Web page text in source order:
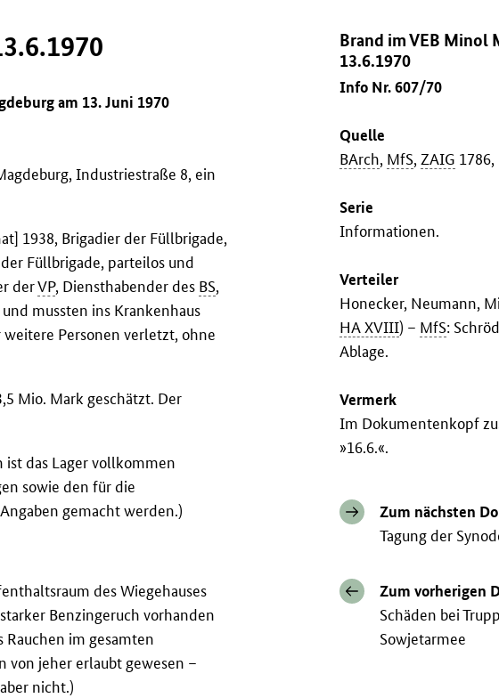
Brand im VEB Minol
13.6.1970
Info Nr. 607/70
Quelle
BArch, MfS,ZAIG 1786,
Serie
Informationen.
Verteiler
Honecker, Neumann,
HA XVIII) – MfS:
Ablage.
Vermerk
Im Dokumentenkopf
»16.6.«.
Zum nächsten
Tagung der
Zum vorherigen
Schäden bei
Sowjetarmee
am 13. Juni 1970
Industriestraße 8, ein
1938, Brigadier der Füllbrigade,
Füllbrigade, parteilos und
derVP, Diensthabender des BS,
mussten ins Krankenhaus
Personen verletzt, ohne
Mio. Mark geschätzt. Der
das Lager vollkommen
sowie den für die
gemacht werden.)
des Wiegehauses
Benzingeruch vorhanden
Rauchen im gesamten
von jeher erlaubt gewesen –
nicht.)